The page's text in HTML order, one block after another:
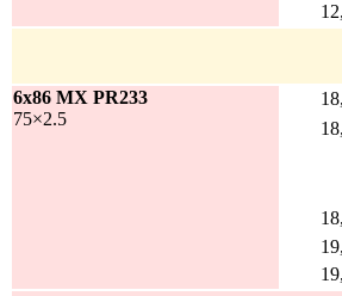
6x86 MX PR233
75×2.5